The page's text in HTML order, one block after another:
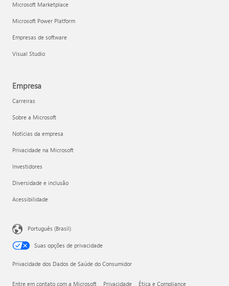
Microsoft Marketplace
Microsoft Power Platform
Empresas de software
Visual Studio
Empresa
Carreiras
Sobre a Microsoft
Notícias da empresa
Privacidade na Microsoft
Investidores
Diversidade e inclusão
Acessibilidade
Português (Brasil)
Suas opções de privacidade
Privacidade dos Dados de Saúde do Consumidor
Entre em contato com a Microsoft Privacidade Ética e Compliance